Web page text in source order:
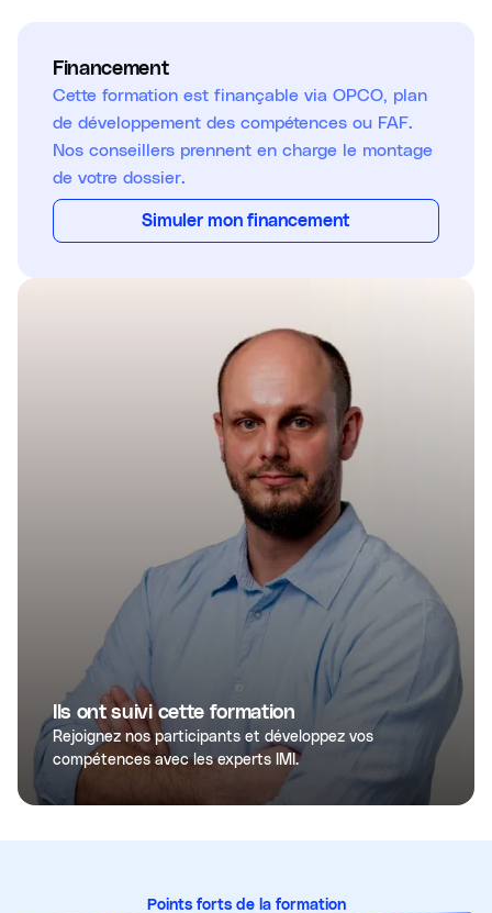
Financement
Cette formation est finançable via OPCO, plan
de développement des compétences ou FAF.
Nos conseillers prennent en charge le montage
de votre dossier.
Simuler mon financement
Ils ont suivi cette formation
Rejoignez nos participants et développez vos
compétences avec les experts IMI.
Points forts de la formation